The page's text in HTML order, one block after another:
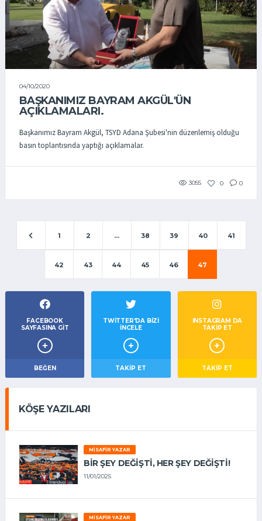
04/10/2020
BAŞKANIMIZ BAYRAM AKGÜL'ÜN
AÇIKLAMALARI.
Başkanımız Bayram Akgül, TSYD Adana Şubesi'nin düzenlemiş olduğu
basın toplantısında yaptığı açıklamalar.
3055 0 0
1 2 ... 38 39 40 41
42 43 44 45 46 47
FACEBOOK
SAYFASINA GIT
BEĞEN
TWITTER'DA BIZI
İNCELE
TAKIP ET
INSTAGRAM DA
TAKİP ET
TAKİP ET
KÖŞE YAZILARI
MISAFIR YAZAR
BIR ŞEY DEĞIŞTI, HER ŞEY DEĞIŞTI!
11/01/2025
MISAFIR YAZAR